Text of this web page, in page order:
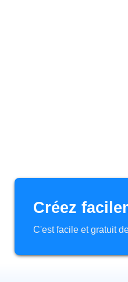
Créez
C'est facile et gratuit